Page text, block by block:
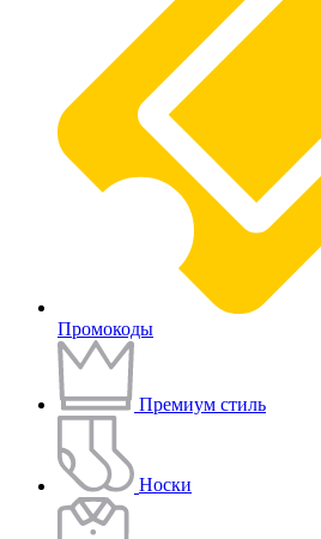
Промокоды
Премиум стиль
Носки